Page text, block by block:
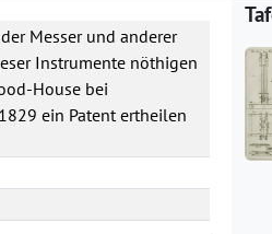
Messer und anderer
Instrumente nöthigen
House bei
ein Patent ertheilen